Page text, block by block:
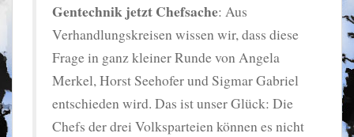
Gentechnik jetzt Chefsache: Aus
Verhandlungskreisen wissen wir, dass diese
Frage in ganz kleiner Runde von Angela
Merkel, Horst Seehofer und Sigmar Gabriel
entschieden wird. Das ist unser Glück: Die
Chefs der drei Volksparteien können es nicht